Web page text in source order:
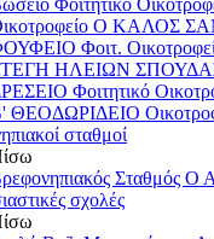
Ο ΚΑΛΟΣ
Φοιτ.
ΗΛΕΙΩΝ
Φοιτητικό
ΘΕΟΔΩΡΙΔΕΙΟ
σταθμοί
Σταθμός
σχολές